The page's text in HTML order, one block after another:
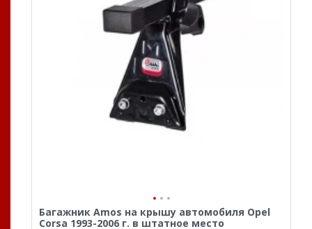
Багажник Amos на крышу автомобиля Opel
Corsa 1993-2006 г. в штатное место